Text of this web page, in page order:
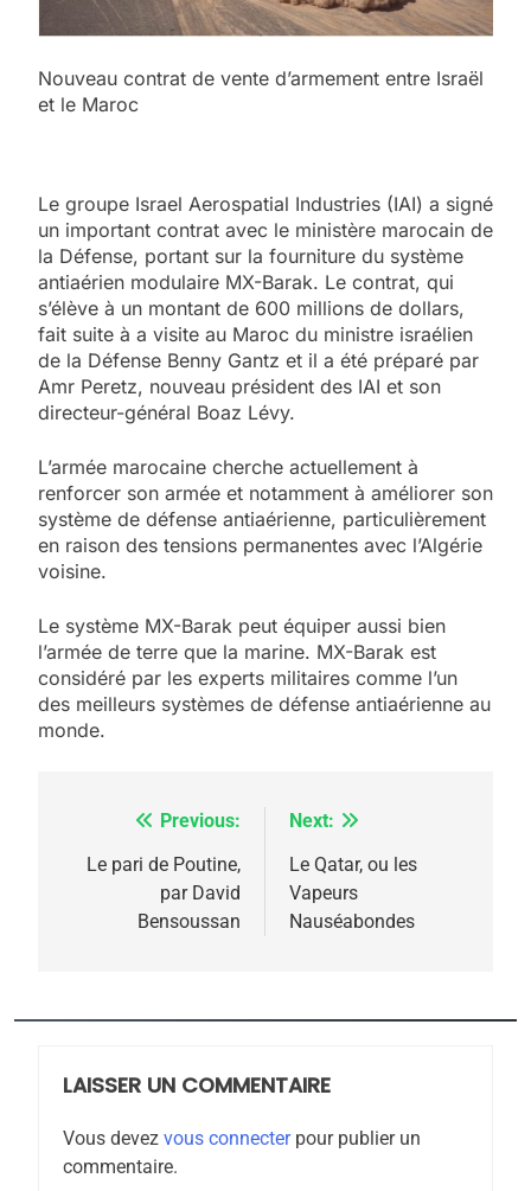
Nouveau contrat de vente d’armement entre Israël
et le Maroc
Le groupe Israel Aerospatial Industries (IAI) a signé
un important contrat avec le ministère marocain de
la Défense, portant sur la fourniture du système
antiaérien modulaire MX-Barak. Le contrat, qui
s’élève à un montant de 600 millions de dollars,
fait suite à a visite au Maroc du ministre israélien
de la Défense Benny Gantz et il a été préparé par
Amr Peretz, nouveau président des IAI et son
directeur-général Boaz Lévy.
L’armée marocaine cherche actuellement à
renforcer son armée et notamment à améliorer son
système de défense antiaérienne, particulièrement
en raison des tensions permanentes avec l’Algérie
voisine.
Le système MX-Barak peut équiper aussi bien
l’armée de terre que la marine. MX-Barak est
considéré par les experts militaires comme l’un
des meilleurs systèmes de défense antiaérienne au
monde.
Navigation
de
l’article
Previous:
Le pari de Poutine,
par David
Bensoussan
Next:
Le Qatar, ou les
Vapeurs
Nauséabondes
LAISSER UN COMMENTAIRE
Vous devez vous connecterpour publier un
commentaire.
2025, l’année la plus
meurtrière selon le
rapport d’ADL contre
FRANCE ISRAÉL
POURQUOI JE REVENDIQUE
MA JUDAÏTE par Thérèse
Zrihen-Dvir
ISRAÉL JUDAISME
JUDAISME
8
Tafraout, le miel de Tadla